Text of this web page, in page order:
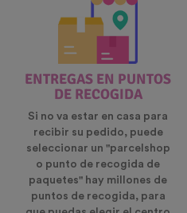
ENTREGAS EN PUNTOS
DE RECOGIDA
Si no va estar en casa para
recibir su pedido, puede
seleccionar un "parcelshop
o punto de recogida de
paquetes" hay millones de
puntos de recogida, para